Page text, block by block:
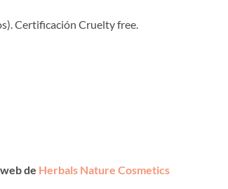
Certificación Cruelty free.
de Herbals Nature Cosmetics